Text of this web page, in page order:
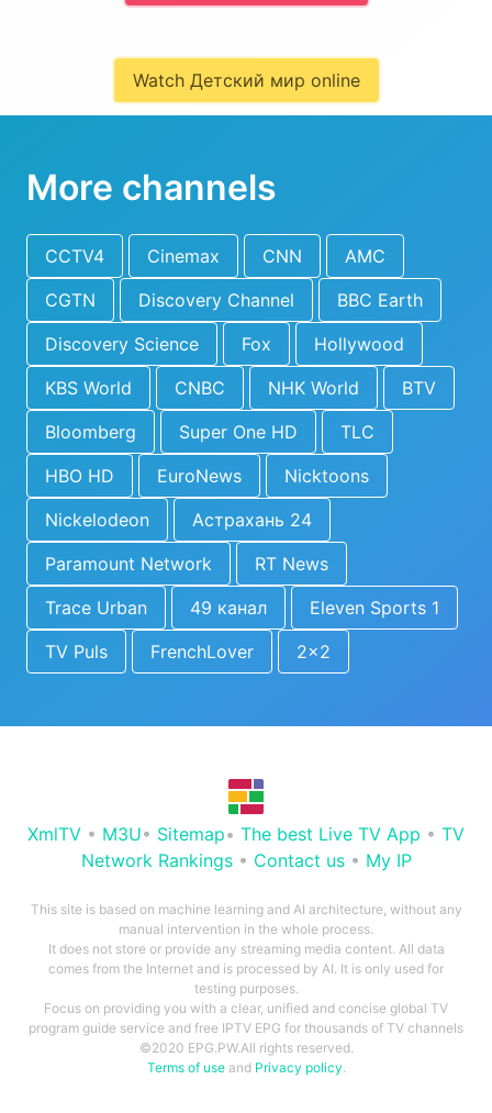
Watch Детский мир online
More channels
CCTV4 Cinemax CNN
AMC
CGTN
Discovery Channel
BBC Earth
Discovery Science
Fox
Hollywood
KBS World
CNBC NHK World
BTV
Bloomberg
Super One HD
TLC
HBO HD
EuroNews
Nicktoons
Nickelodeon
Астрахань 24
Paramount Network
RT News
Trace Urban
49 канал
Eleven Sports 1
TV Puls
FrenchLover 2x2
XmlTV • M3U• Sitemap• The best Live TV App • TV
Network Rankings• Contact us• My IP
This site is based on machine learning and AI architecture, without any
manual intervention in the whole process.
It does not store or provide any streaming media content. All data
comes from the Internet and is processed by AI. It is only used for
testing purposes.
Focus on providing you with a clear, unified and concise global TV
program guide service and free IPTV EPG for thousands of TV channels
©2020 EPG.PW.All rights reserved.
Terms of useand Privacy policy.